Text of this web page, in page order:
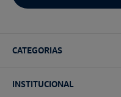
CATEGORIAS
INSTITUCIONAL